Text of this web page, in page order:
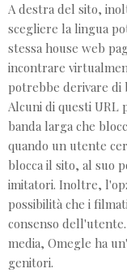
A destra del sito,
scegliere la lingua
stessa house web
incontrare
potrebbe derivare di
Alcuni di questi
banda larga che
quando un utente
blocca il sito, al suo
imitatori. Inoltre,
possibilità che i
consenso
media, Omegle ha
genitori.